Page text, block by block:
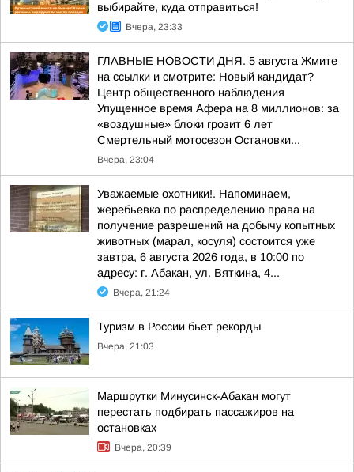
выбирайте, куда отправиться!
Вчера, 23:33
ГЛАВНЫЕ НОВОСТИ ДНЯ. 5 августа Жмите
на ссылки и смотрите: Новый кандидат?
Центр общественного наблюдения
Упущенное время Афера на 8 миллионов: за
«воздушные» блоки грозит 6 лет
Смертельный мотосезон Остановки...
Вчера, 23:04
Уважаемые охотники!. Напоминаем,
жеребьевка по распределению права на
получение разрешений на добычу копытных
животных (марал, косуля) состоится уже
завтра, 6 августа 2026 года, в 10:00 по
адресу: г. Абакан, ул. Вяткина, 4...
Вчера, 21:24
Туризм в России бьет рекорды
Вчера, 21:03
Маршрутки Минусинск-Абакан могут
перестать подбирать пассажиров на
остановках
Вчера, 20:39